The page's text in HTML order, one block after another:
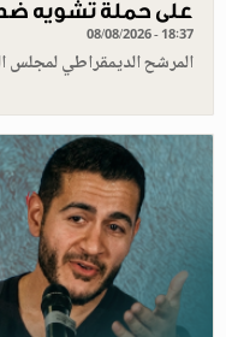
على حملة تشويه ضده بـ60 مليون
08/08/2026 - 18:37
المرشح الديمقراطي لمجلس